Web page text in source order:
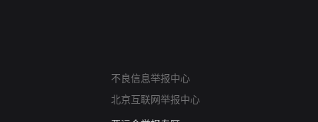
不良信息举报中心
北京互联网举报中心
算法推荐专项举报